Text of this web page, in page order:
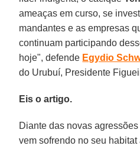
ameaças em curso, se
mandantes e as empresas
continuam participando
hoje", defende Egydio
do Urubuí, Presidente
Eis o artigo.
Diante das novas
vem sofrendo no seu